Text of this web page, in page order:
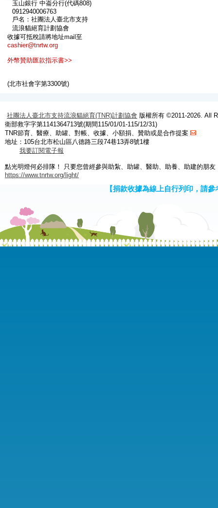
玉山銀行 中崙分行(代碼808)
0912940006763
戶名：社團法人臺北市支持
流浪貓絕育計劃協會
收據可抵稅請將地址mail至
cashier@tnrtw.org
外幣贊助匯款指示書>>
(北市社會字第3300號)
社團法人臺北市支持流浪貓絕育(TNR)計劃協會 版權所有 ©2011-2026. All
衛部救字字第1141364713號(期間115/01/01-115/12/31)
TNR節育、醫療、助罐、對帳、收據、小額捐、贊助或是合作提案
地址：105台北市松山區八德路三段74巷13弄8號1樓
我要訂閱電子報
點光明燈何必排隊！ 只要您曾經參與助紮、助罐、醫助、助養、助建的朋
https://www.tnrtw.org/light/
【捐款收據為線上自行列印，請參